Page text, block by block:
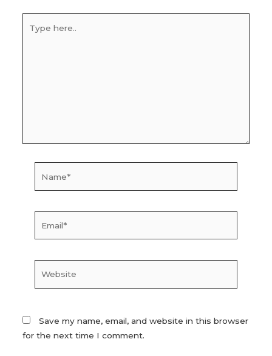
here..
Save my name, email, and website in this browser
for the next time I comment.